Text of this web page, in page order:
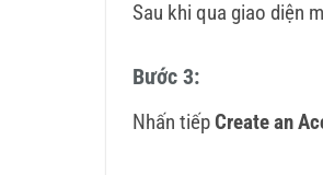
Sau khi qua giao diện
Bước 3:
Nhấn tiếpCreate an